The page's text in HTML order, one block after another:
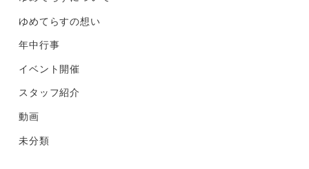
ゆめてらすの想い
年中行事
イベント開催
スタッフ紹介
動画
未分類